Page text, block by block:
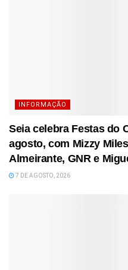
INFORMAÇÃO
Seia celebra Festas do
agosto, com Mizzy
Almeirante, GNR e
7 DE AGOSTO, 2026